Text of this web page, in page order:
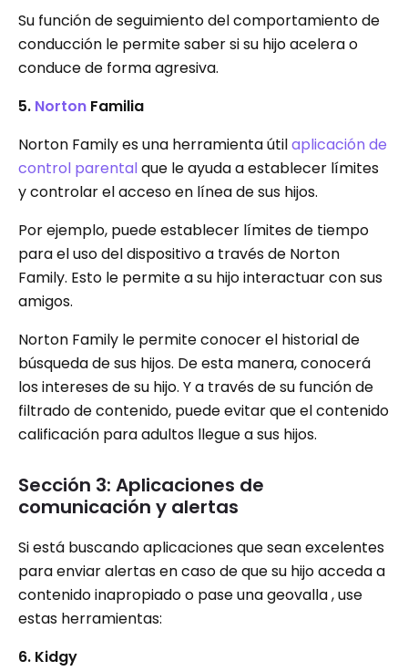
Su función de seguimiento del comportamiento de
conducción le permite saber si su hijo acelera o
conduce de forma agresiva.
5. Norton Familia
Norton Family es una herramienta útilaplicación de
control parentalque le ayuda a establecer límites
y controlar el acceso en línea de sus hijos.
Por ejemplo, puede establecer límites de tiempo
para el uso del dispositivo a través de Norton
Family. Esto le permite a su hijo interactuar con sus
amigos.
Norton Family le permite conocer el historial de
búsqueda de sus hijos. De esta manera, conocerá
los intereses de su hijo. Y a través de su función de
filtrado de contenido, puede evitar que el contenido
calificación para adultos llegue a sus hijos.
Sección 3: Aplicaciones de
comunicación y alertas
Si está buscando aplicaciones que sean excelentes
para enviar alertas en caso de que su hijo acceda a
contenido inapropiado o pase una geovalla , use
estas herramientas:
6. Kidgy